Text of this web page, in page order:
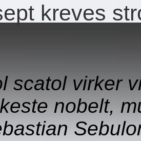
kreves
scatol virker
nobelt,